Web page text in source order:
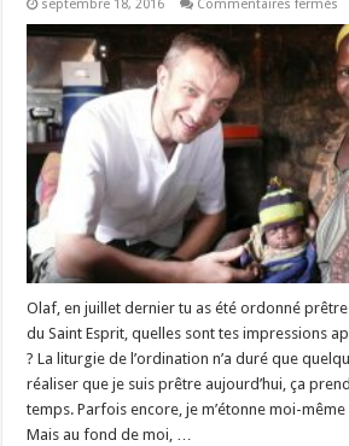
septembre 18, 2016 Commentaires fermés
et
Olaf, en juillet dernier tu as été ordonné
du Saint Esprit, quelles sont tes impressions
? La liturgie de l’ordination n’a duré que
réaliser que je suis prêtre aujourd’hui, ça
temps. Parfois encore, je m’étonne moi-
Mais au fond de moi, …